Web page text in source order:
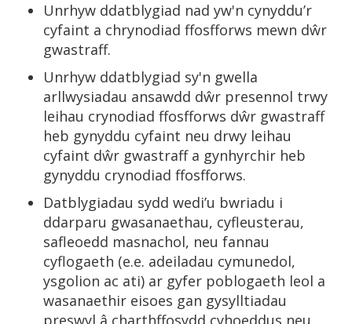
Unrhyw ddatblygiad nad yw'n cynyddu’r
cyfaint a chrynodiad ffosfforws mewn dŵr
gwastraff.
Unrhyw ddatblygiad sy'n gwella
arllwysiadau ansawdd dŵr presennol trwy
leihau crynodiad ffosfforws dŵr gwastraff
heb gynyddu cyfaint neu drwy leihau
cyfaint dŵr gwastraff a gynhyrchir heb
gynyddu crynodiad ffosfforws.
Datblygiadau sydd wedi’u bwriadu i
ddarparu gwasanaethau, cyfleusterau,
safleoedd masnachol, neu fannau
cyflogaeth (e.e. adeiladau cymunedol,
ysgolion ac ati) ar gyfer poblogaeth leol a
wasanaethir eisoes gan gysylltiadau
preswyl â charthffosydd cyhoeddus neu